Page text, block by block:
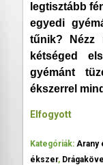
legtisztább
egyedi
tűnik? Nézz
kétséged
gyémánt
ékszerrel
Elfogyott
Kategóriák: Arany
ékszer,